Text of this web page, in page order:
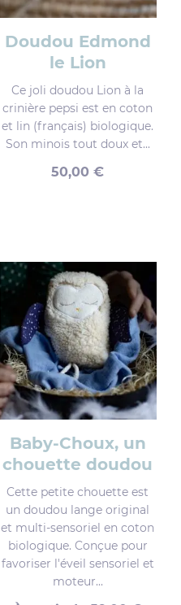
Doudou Edmond
le Lion
Ce joli doudou Lion à la
crinière pepsi est en coton
et lin (français) biologique.
Son minois tout doux et...
50,00€
Baby-Choux, un
chouette doudou
Cette petite chouette est
un doudou lange original
et multi-sensoriel en coton
biologique. Conçue pour
favoriser l'éveil sensoriel et
moteur...